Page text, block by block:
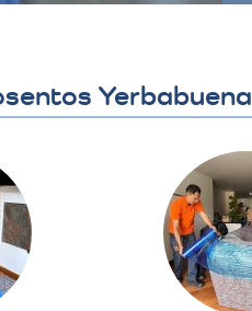
Yerbabuena